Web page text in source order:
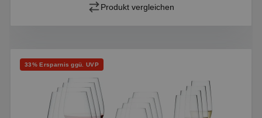
Produkt vergleichen
Rabatt
33% Ersparnis ggü. UVP